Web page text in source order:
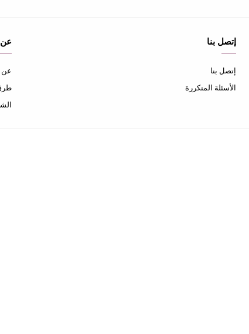
إتصل بنا
إتصل بنا
الأسئلة المتكررة
عن
عن